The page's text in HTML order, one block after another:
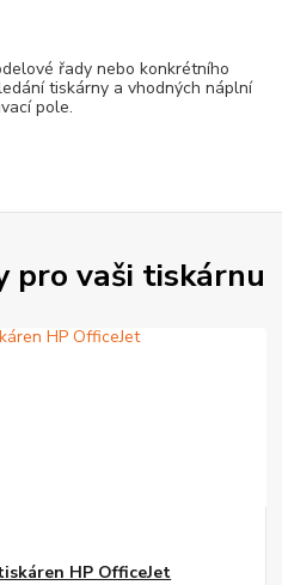
řady nebo konkrétního
tiskárny a vhodných náplní
pole.
pro vaši tiskárnu
HP OfficeJet